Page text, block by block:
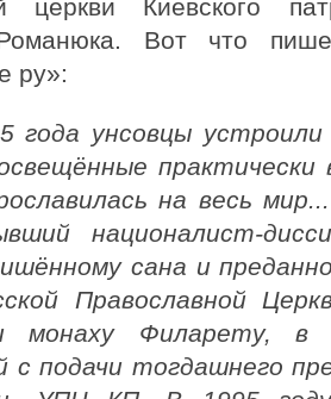
церкви Киевского
Вот что
ру»:
года унсовцы
освещённые
на весь
националист-
сана и
Православной
монаху Филарету, в
с подачи тогдашнего